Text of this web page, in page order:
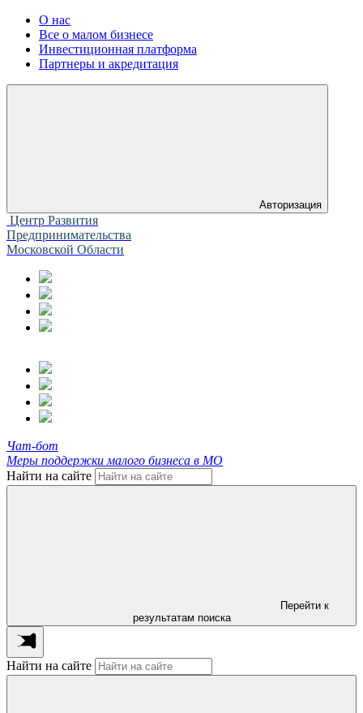
О нас
Все о малом бизнесе
Инвестиционная платформа
Партнеры и акредитация
Авторизация
Центр Развития
Предпринимательства
Московской Области
Чат-бот
Меры поддержки малого бизнеса в МО
Найти на сайте
Перейти к
результатам поиска
Найти на сайте